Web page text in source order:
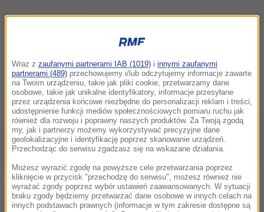
Jak donosi reporter RMF FM Krzysztof Zasada,
policyjni związkowcy złożyli zawiadomienie w
Wraz z zaufanymi partnerami IAB (1019) i innymi zaufanymi
partnerami (489) przechowujemy i/lub odczytujemy informacje zawarte
na Twoim urządzeniu, takie jak pliki cookie, przetwarzamy dane
osobowe, takie jak unikalne identyfikatory, informacje przesyłane
przez urządzenia końcowe niezbędne do personalizacji reklam i treści,
udostępnienie funkcji mediów społecznościowych pomiaru ruchu jak
również dla rozwoju i poprawny naszych produktów. Za Twoją zgodą
my, jak i partnerzy możemy wykorzystywać precyzyjne dane
geolokalizacyjne i identyfikację poprzez skanowanie urządzeń.
Przechodząc do serwisu zgadzasz się na wskazane działania.
Możesz wyrazić zgodę na powyższe cele przetwarzania poprzez
kliknięcie w przycisk "przechodzę do serwisu", możesz również nie
wyrażać zgody poprzez wybór ustawień zaawansowanych. W sytuacji
braku zgody będziemy przetwarzać dane osobowe w innych celach na
innych podstawach prawnych (informacje w tym zakresie dostępne są